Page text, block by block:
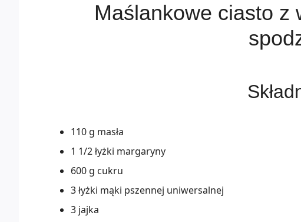
Maślankowe ciasto z
110 g masła
1 1/2 łyżki margaryny
600 g cukru
3 łyżki mąki pszennej uniwersalnej
3 jajka